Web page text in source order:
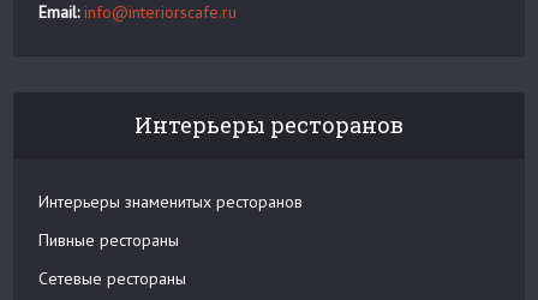
Email: info@interiorscafe.ru
Интерьеры ресторанов
Интерьеры знаменитых ресторанов
Пивные рестораны
Сетевые рестораны